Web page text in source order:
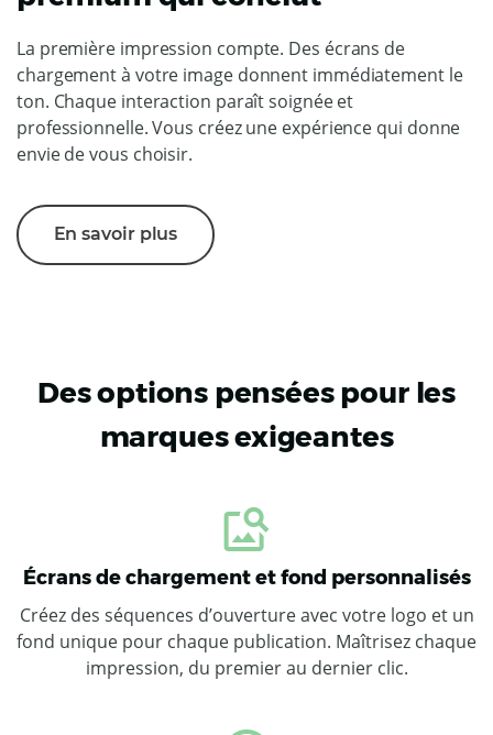
La première impression compte. Des écrans de
chargement à votre image donnent immédiatement le
ton. Chaque interaction paraît soignée et
professionnelle. Vous créez une expérience qui donne
envie de vous choisir.
En savoir plus
Des options pensées pour les
marques exigeantes
Écrans de chargement et fond personnalisés
Créez des séquences d’ouverture avec votre logo et un
fond unique pour chaque publication. Maîtrisez chaque
impression, du premier au dernier clic.